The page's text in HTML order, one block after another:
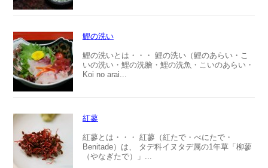
鯉の洗い
鯉の洗いとは・・・ 鯉の洗い（鯉のあらい・こ
いの洗い・鯉の洗膾・鯉の洗魚・こいのあらい・
Koi no arai...
紅蓼
紅蓼とは・・・ 紅蓼（紅たで・べにたで・
Benitade）は、 タデ科イヌタデ属の1年草「柳蓼
（やなぎたで）」...